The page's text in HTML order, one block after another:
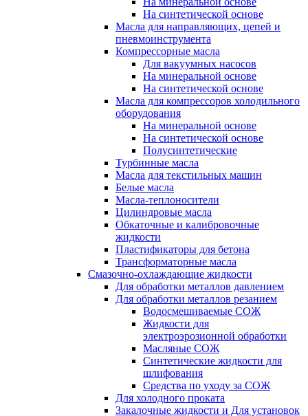
На синтетической основе
Масла для направляющих, цепей и
пневмоинструмента
Компрессорные масла
Для вакуумных насосов
На минеральной основе
На синтетической основе
Масла для компрессоров холодильного
оборудования
На минеральной основе
На синтетической основе
Полусинтетические
Турбинные масла
Масла для текстильных машин
Белые масла
Масла-теплоносители
Цилиндровые масла
Обкаточные и калибровочные
жидкости
Пластификаторы для бетона
Трансформаторные масла
Смазочно-охлаждающие жидкости
Для обработки металлов давлением
Для обработки металлов резанием
Водосмешиваемые СОЖ
Жидкости для
электроэрозионной обработки
Масляные СОЖ
Синтетические жидкости для
шлифования
Средства по уходу за СОЖ
Для холодного проката
Закалочные жидкости и Для установок